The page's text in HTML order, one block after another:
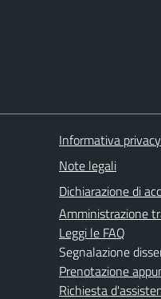
Informativa privacy
Note legali
Dichiarazione di
Amministrazione
Leggi le FAQ
Segnalazione
Prenotazione
Richiesta